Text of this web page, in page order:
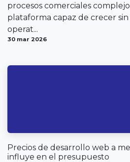
procesos comerciales
plataforma capaz de crecer
operat...
30 mar 2026
Precios de desarrollo web a
influye en el presupuesto